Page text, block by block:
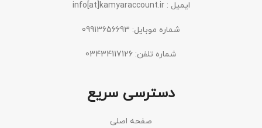
ایمیل : info[at]kamyaraccount.ir
شماره موبایل: 09913656693
شماره تلفن: 03434117126
دسترسی سریع
صفحه اصلی